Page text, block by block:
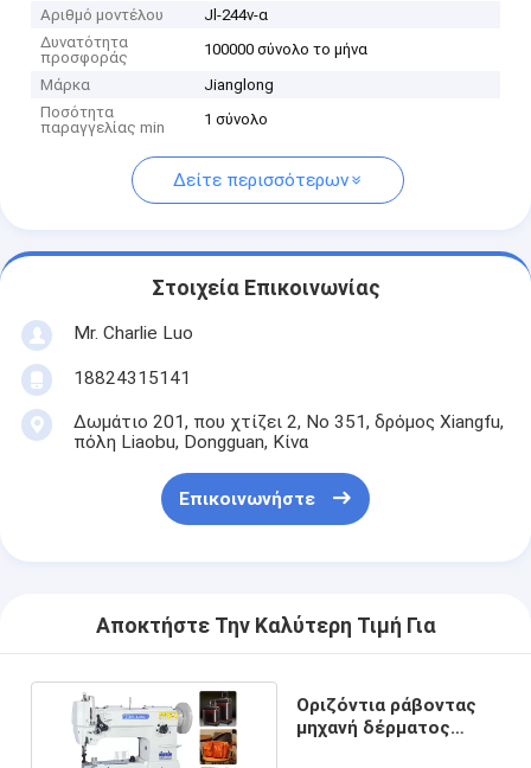
Αριθμό μοντέλου
Jl-244v-α
Δυνατότητα
προσφοράς
100000 σύνολο το μήνα
Μάρκα
Jianglong
Ποσότητα
παραγγελίας min
1 σύνολο
Δείτε περισσότερων
Στοιχεία Επικοινωνίας
Mr. Charlie Luo
18824315141
Δωμάτιο 201, που χτίζει 2, Νο 351, δρόμος Xiangfu,
πόλη Liaobu, Dongguan, Κίνα
Επικοινωνήστε
Αποκτήστε Την Καλύτερη Τιμή Για
Οριζόντια ράβοντας
μηχανή δέρματος